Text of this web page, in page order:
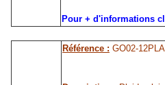
Pour + d'informations
Référence : GO02-